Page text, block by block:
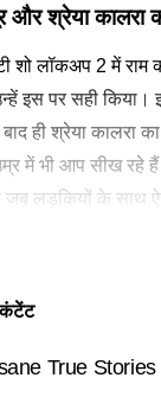
और श्रेया कालरा
शो लॉकअप 2 में
इस पर सही
ही श्रेया कालरा
में भी आप सीख रहे
लड़कियों के साथ